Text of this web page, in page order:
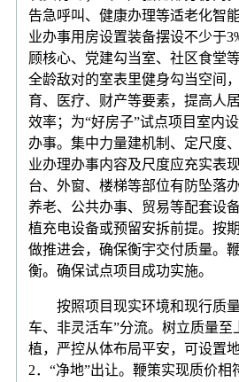
告急呼叫、健康办理等适老化智
业办事用房设置装备摆设不少于
顾核心、党建勾当室、社区食堂
全龄敌对的室表里健身勾当空间
育、医疗、财产等要素，提高人
效率；为“好房子”试点项目室内
办事。集中力量建机制、定尺度
业办理办事内容及尺度应充实表
台、外窗、楼梯等部位有防坠落
养老、公共办事、贸易等配套设
植充电设备或预留安拆前提。按
做推进会，确保衡宇交付质量。
衡。确保试点项目成功实施。
按照项目现实环境和现行质量
车、非灵活车”分流。树立质量至
植，严控从体布局平安，可设置
2．“净地”出让。鞭策实现质价